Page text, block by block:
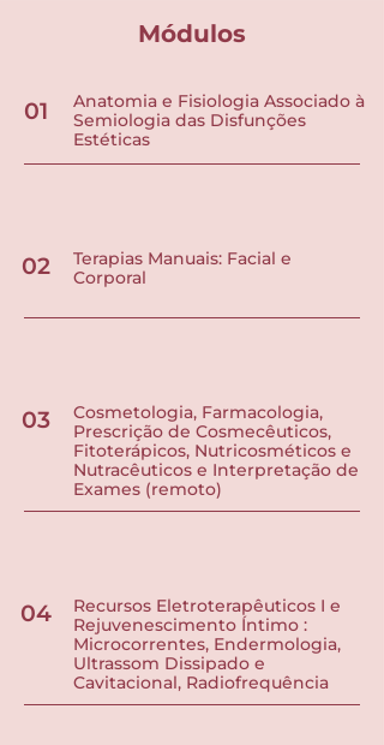
Módulos
01
Anatomia e Fisiologia Associado à
Semiologia das Disfunções
Estéticas
02
Terapias Manuais: Facial e
Corporal
03
Cosmetologia, Farmacologia,
Prescrição de Cosmecêuticos,
Fitoterápicos, Nutricosméticos e
Nutracêuticos e Interpretação de
Exames (remoto)
04
Recursos Eletroterapêuticos I e
Rejuvenescimento Íntimo :
Microcorrentes, Endermologia,
Ultrassom Dissipado e
Cavitacional, Radiofrequência